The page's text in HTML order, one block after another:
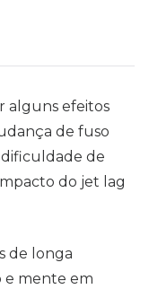
alguns efeitos
de fuso
de
do jet lag
de longa
e mente em